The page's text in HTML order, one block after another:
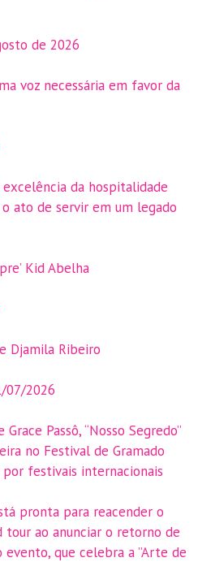
de 2026
voz necessária em favor da
da hospitalidade
ato de servir em um legado
Kid Abelha
Djamila Ribeiro
07/2026
Passô, “Nosso Segredo”
no Festival de Gramado
festivais internacionais
pronta para reacender o
ao anunciar o retorno de
que celebra a ”Arte de